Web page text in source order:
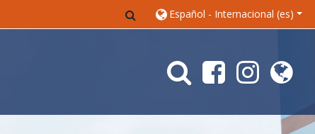
Toggle search input
Español - Internacional ‎(es)‎